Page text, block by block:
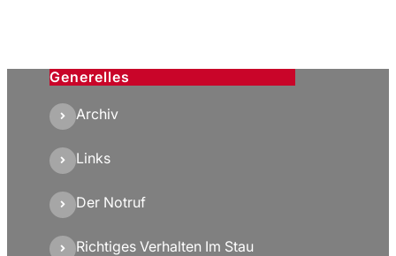
Generelles
Archiv
Links
Der Notruf
Richtiges Verhalten Im Stau